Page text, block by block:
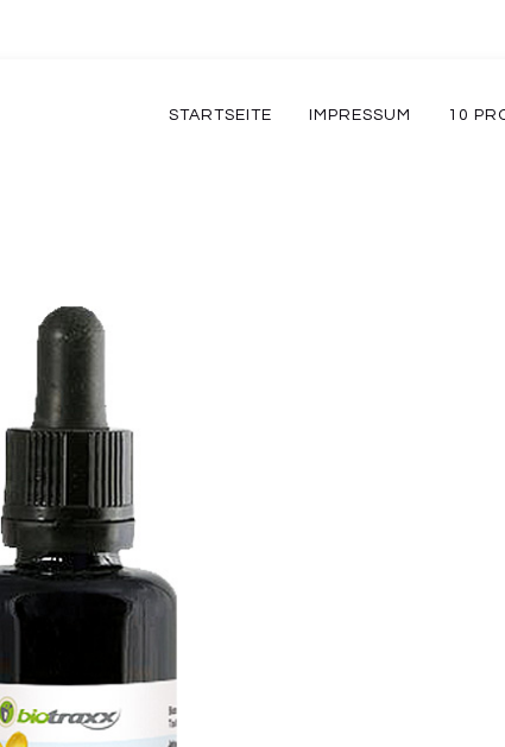
STARTSEITE IMPRESSUM 10